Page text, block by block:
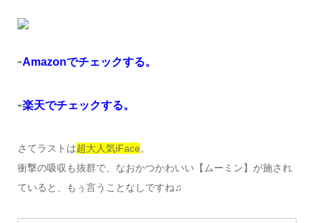
⇨Amazonでチェックする。
⇨楽天でチェックする。
さてラストは超大人気iFace。
衝撃の吸収も抜群で、なおかつかわいい【ムーミン】が施され
ていると、もぅ言うことなしですね♫